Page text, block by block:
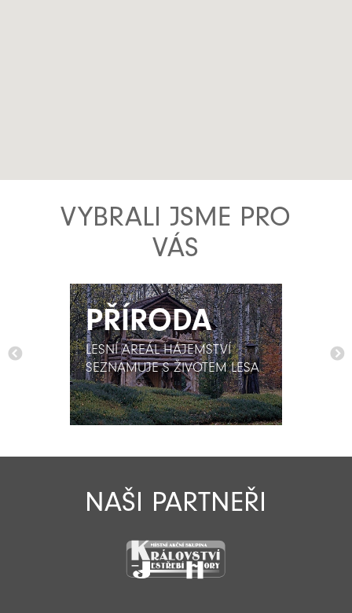
VYBRALI JSME PRO
VÁS
PŘÍRODA
LESNÍ AREÁL HÁJEMSTVÍ
SEZNAMUJE S ŽIVOTEM LESA
PŘÍRODA
LESNÍ AREÁL HÁJEMSTVÍ
SEZNAMUJE S ŽIVOTEM LESA
NAŠI PARTNEŘI